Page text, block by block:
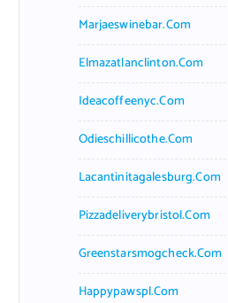
Marjaeswinebar.com
Elmazatlanclinton.com
Ideacoffeenyc.com
Odieschillicothe.com
Lacantinitagalesburg.com
Pizzadeliverybristol.com
Greenstarsmogcheck.com
Happypawspl.com